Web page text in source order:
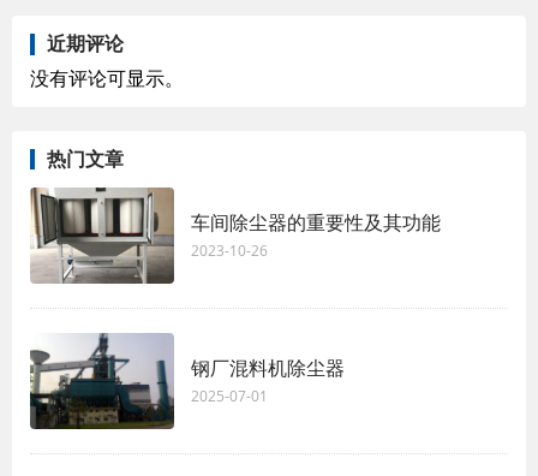
近期评论
没有评论可显示。
热门文章
车间除尘器的重要性及其功能
2023-10-26
钢厂混料机除尘器
2025-07-01